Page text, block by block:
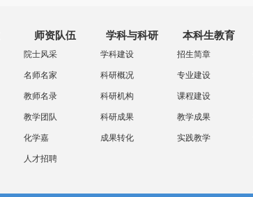
师资队伍
院士风采
名师名家
教师名录
教学团队
化学嘉
人才招聘
学科与科研
学科建设
科研概况
科研机构
科研成果
成果转化
本科生教育
招生简章
专业建设
课程建设
教学成果
实践教学